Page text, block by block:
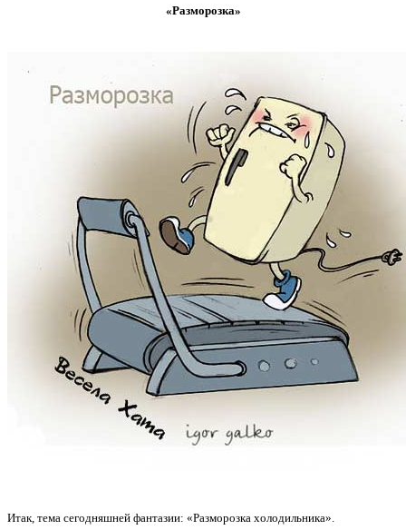
«Разморозка»
Итак, тема сегодняшней фантазии: «Разморозка холодильника».